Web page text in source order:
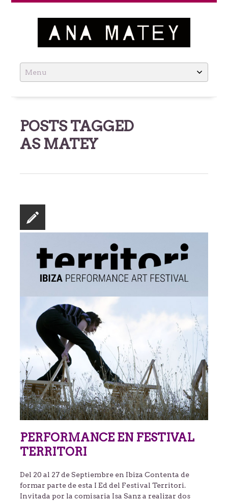
Skip
to
POSTS TAGGED
AS MATEY
PERFORMANCE EN FESTIVAL
TERRITORI
Del 20 al 27 de Septiembre en Ibiza Contenta de
formar parte de esta I Ed del Festival Territori.
Invitada por la comisaria Isa Sanz a realizar dos